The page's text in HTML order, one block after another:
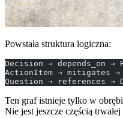
Powstała struktura logiczna:
Decision → depends_on →
ActionItem → mitigates →
Question → references →
Ten graf istnieje tylko w
Nie jest jeszcze częścią